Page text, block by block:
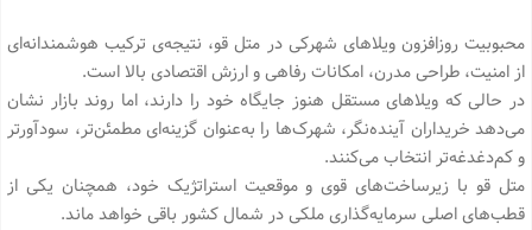
محبوبیت روزافزون ویلاهای شهرکی در متل قو، نتیجه‌ی ترکیب هوشمندانه‌ای
از امنیت، طراحی مدرن، امکانات رفاهی و ارزش اقتصادی بالا است.
در حالی که ویلاهای مستقل هنوز جایگاه خود را دارند، اما روند بازار نشان
می‌دهد خریداران آینده‌نگر، شهرک‌ها را به‌عنوان گزینه‌ای مطمئن‌تر، سودآورتر
و کم‌دغدغه‌تر انتخاب می‌کنند.
متل قو با زیرساخت‌های قوی و موقعیت استراتژیک خود، همچنان یکی از
قطب‌های اصلی سرمایه‌گذاری ملکی در شمال کشور باقی خواهد ماند.